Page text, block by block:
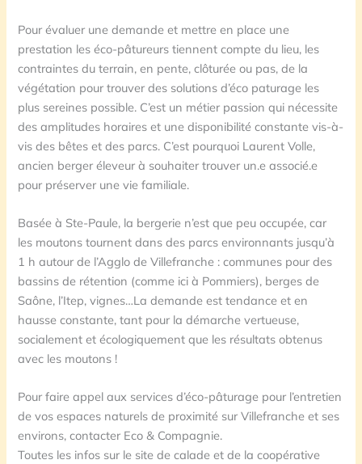
Pour évaluer une demande et mettre en place une
prestation les éco-pâtureurs tiennent compte du lieu, les
contraintes du terrain, en pente, clôturée ou pas, de la
végétation pour trouver des solutions d’éco paturage les
plus sereines possible. C’est un métier passion qui nécessite
des amplitudes horaires et une disponibilité constante vis-à-
vis des bêtes et des parcs. C’est pourquoi Laurent Volle,
ancien berger éleveur à souhaiter trouver un.e associé.e
pour préserver une vie familiale.
Basée à Ste-Paule, la bergerie n’est que peu occupée, car
les moutons tournent dans des parcs environnants jusqu’à
1 h autour de l’Agglo de Villefranche : communes pour des
bassins de rétention (comme ici à Pommiers), berges de
Saône, l’Itep, vignes…La demande est tendance et en
hausse constante, tant pour la démarche vertueuse,
socialement et écologiquement que les résultats obtenus
avec les moutons !
Pour faire appel aux services d’éco-pâturage pour l’entretien
de vos espaces naturels de proximité sur Villefranche et ses
environs, contacter Eco & Compagnie.
Toutes les infos sur le site de calade et de la coopérative